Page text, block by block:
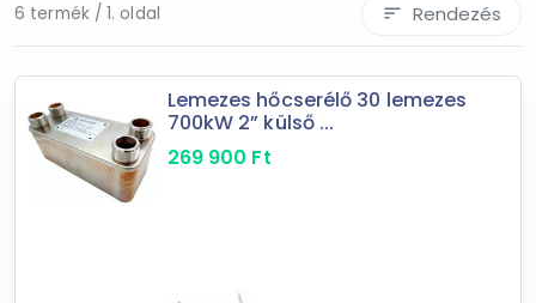
Szűrés
6találat
Mást is keresel? Válogass a Depo teljes
kínálatából!
6 termék / 1. oldal sort Rendezés
Lemezes hőcserélő 30 lemezes
700kW 2” külső ...
269 900 Ft